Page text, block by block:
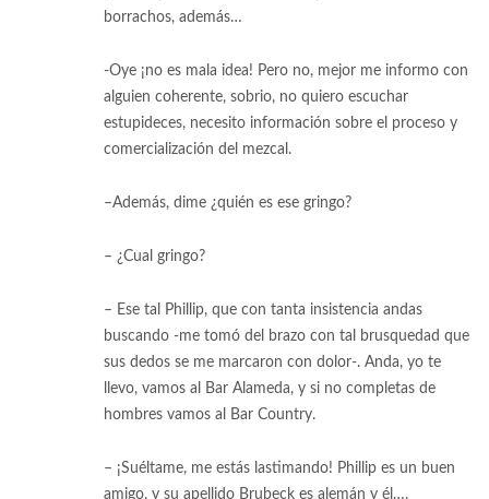
borrachos, además…
-Oye ¡no es mala idea! Pero no, mejor me informo con
alguien coherente, sobrio, no quiero escuchar
estupideces, necesito información sobre el proceso y
comercialización del mezcal.
–Además, dime ¿quién es ese gringo?
– ¿Cual gringo?
– Ese tal Phillip, que con tanta insistencia andas
buscando -me tomó del brazo con tal brusquedad que
sus dedos se me marcaron con dolor-. Anda, yo te
llevo, vamos al Bar Alameda, y si no completas de
hombres vamos al Bar Country.
– ¡Suéltame, me estás lastimando! Phillip es un buen
amigo, y su apellido Brubeck es alemán y él….